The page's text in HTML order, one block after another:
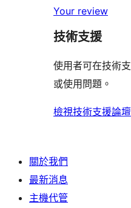
Your review
技術支援
使用者可在技術
或使用問題。
檢視技術支援論壇
關於我們
最新消息
主機代管